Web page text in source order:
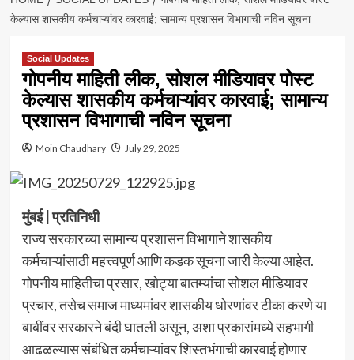
केल्यास शासकीय कर्मचाऱ्यांवर कारवाई; सामान्य प्रशासन विभागाची नविन सूचना
Social Updates
गोपनीय माहिती लीक, सोशल मीडियावर पोस्ट
केल्यास शासकीय कर्मचाऱ्यांवर कारवाई; सामान्य
प्रशासन विभागाची नविन सूचना
Moin Chaudhary July 29, 2025
मुंबई | प्रतिनिधी
राज्य सरकारच्या सामान्य प्रशासन विभागाने शासकीय
कर्मचाऱ्यांसाठी महत्त्वपूर्ण आणि कडक सूचना जारी केल्या आहेत.
गोपनीय माहितीचा प्रसार, खोट्या बातम्यांचा सोशल मीडियावर
प्रचार, तसेच समाज माध्यमांवर शासकीय धोरणांवर टीका करणे या
बाबींवर सरकारने बंदी घातली असून, अशा प्रकारांमध्ये सहभागी
आढळल्यास संबंधित कर्मचाऱ्यांवर शिस्तभंगाची कारवाई होणार